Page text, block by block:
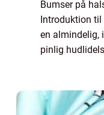
Bumser på
Introduktion til
en almindelig,
pinlig